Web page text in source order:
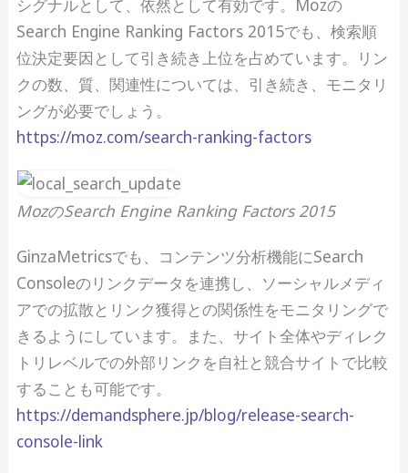
Search Engine Ranking Factors 2015でも、検索順
位決定要因として引き続き上位を占めています。リン
クの数、質、関連性については、引き続き、モニタリ
ングが必要でしょう。
https://moz.com/search-ranking-factors
MozのSearch Engine Ranking Factors 2015
GinzaMetricsでも、コンテンツ分析機能にSearch
Consoleのリンクデータを連携し、ソーシャルメディ
アでの拡散とリンク獲得との関係性をモニタリングで
きるようにしています。また、サイト全体やディレク
トリレベルでの外部リンクを自社と競合サイトで比較
することも可能です。
https://demandsphere.jp/blog/release-search-
console-link